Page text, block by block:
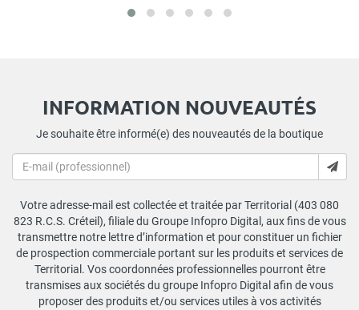
INFORMATION NOUVEAUTÉS
Je souhaite être informé(e) des nouveautés de la boutique
Votre adresse-mail est collectée et traitée par Territorial (403 080
823 R.C.S. Créteil), filiale du Groupe Infopro Digital, aux fins de vous
transmettre notre lettre d’information et pour constituer un fichier
de prospection commerciale portant sur les produits et services de
Territorial. Vos coordonnées professionnelles pourront être
transmises aux sociétés du groupe Infopro Digital afin de vous
proposer des produits et/ou services utiles à vos activités